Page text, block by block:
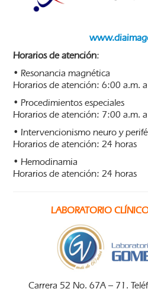
Horarios de atención:
• Resonancia magnética
Horarios de atención: 6:00 a.m.
• Procedimientos especiales
Horarios de atención: 7:00 a.m.
• Intervencionismo neuro y
Horarios de atención: 24 horas
• Hemodinamia
Horarios de atención: 24 horas
LABORATORIO
Carrera 52 No. 67A – 71.